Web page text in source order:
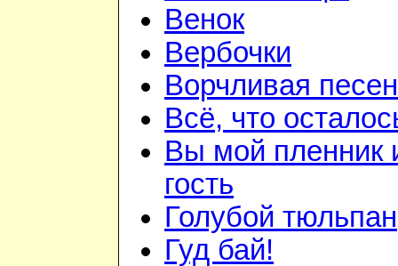
Венок
Вербочки
Ворчливая
Всё, что
Вы мой пленник
гость
Голубой тюльпан
Гуд бай!